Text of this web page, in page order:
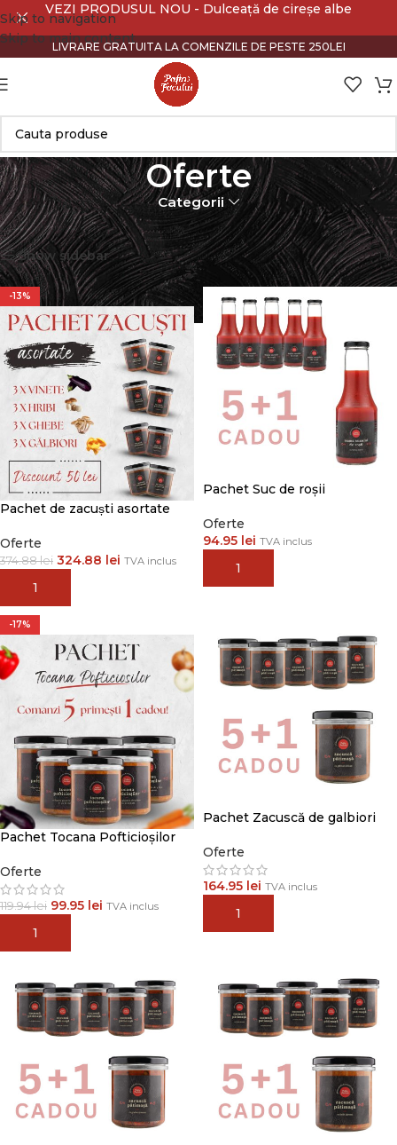
Skip to navigation
Skip to main content
VEZI PRODUSUL NOU - Dulceață de cireșe albe
LIVRARE GRATUITA LA COMENZILE DE PESTE 250LEI
Oferte
Categorii
Prima pagină Oferte Afișez toate cele 8 rezultate
Show sidebar
-13%
Pachet de zacuști asortate
Oferte
374.88lei 324.88 lei TVA inclus
ADAUGĂ ÎN COȘ
Pachet Suc de roșii
Oferte
94.95 lei TVA inclus
ADAUGĂ ÎN COȘ
-17%
Pachet Tocana Pofticioșilor
Oferte
119.94lei 99.95 lei TVA inclus
ADAUGĂ ÎN COȘ
Pachet Zacuscă de galbiori
Oferte
164.95 lei TVA inclus
ADAUGĂ ÎN COȘ